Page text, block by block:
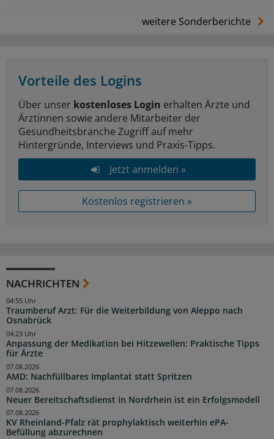
weitere Sonderberichte
Vorteile des Logins
Über unser kostenloses Login erhalten Ärzte und
Ärztinnen sowie andere Mitarbeiter der
Gesundheitsbranche Zugriff auf mehr
Hintergründe, Interviews und Praxis-Tipps.
Jetzt anmelden »
Kostenlos registrieren »
NACHRICHTEN
Traumberuf Arzt: Für die Weiterbildung von Aleppo nach
Osnabrück
04:55 Uhr
Anpassung der Medikation bei Hitzewellen: Praktische Tipps
für Ärzte
04:23 Uhr
AMD: Nachfüllbares Implantat statt Spritzen
07.08.2026
Neuer Bereitschaftsdienst in Nordrhein ist ein Erfolgsmodell
07.08.2026
KV Rheinland-Pfalz rät prophylaktisch weiterhin ePA-
Befüllung abzurechnen
07.08.2026